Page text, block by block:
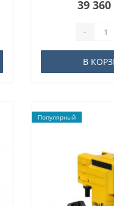
39
-
В
Популярный